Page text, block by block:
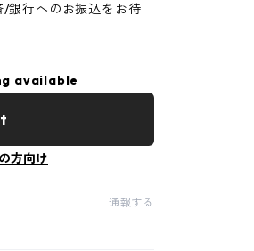
銀行へのお振込をお待
available
方向け
通報する